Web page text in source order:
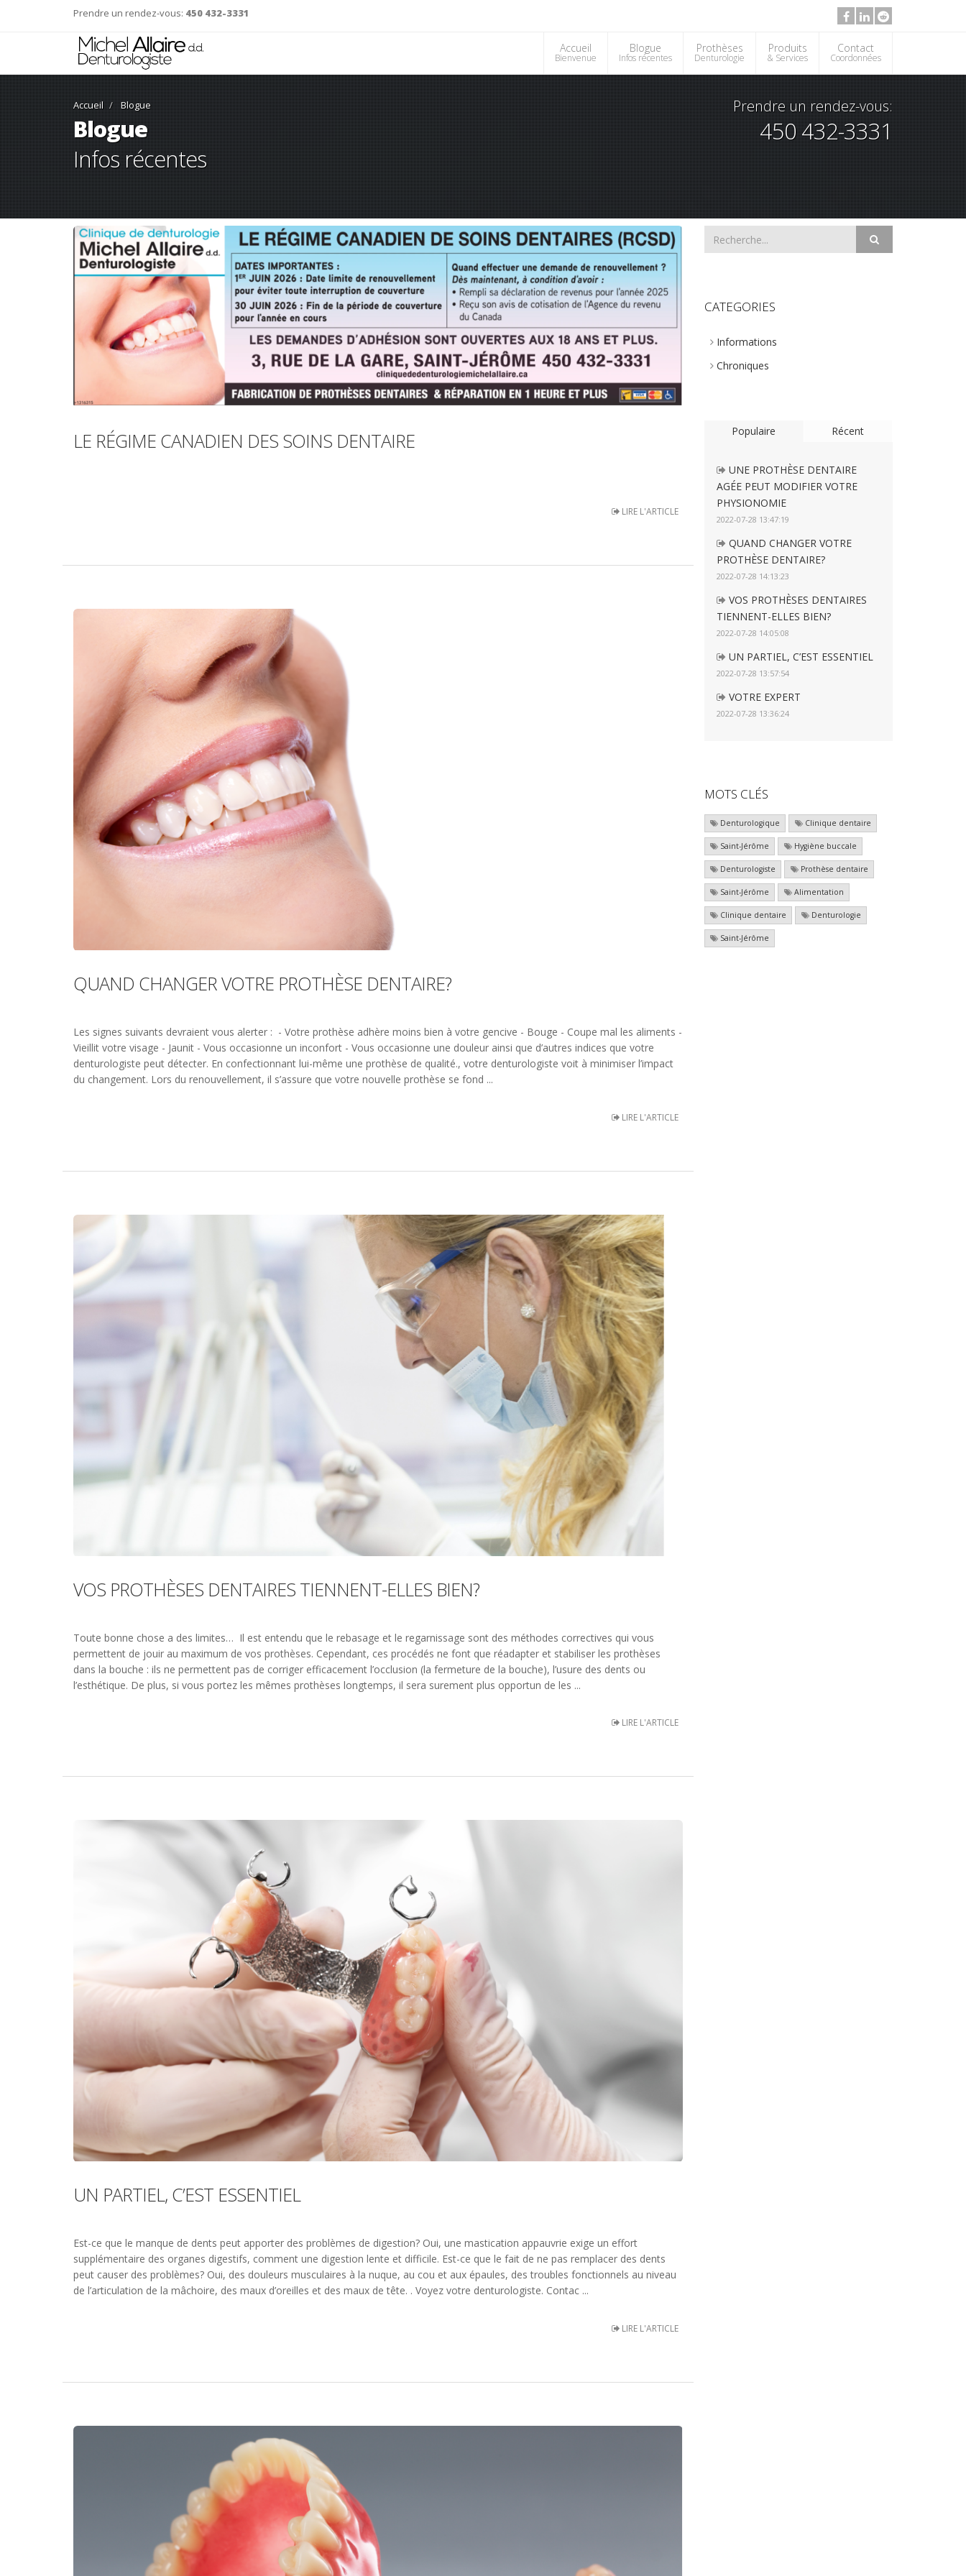
Prendre un rendez-vous: 450 432-3331
Accueil
Bienvenue
Blogue
Infos récentes
Prothèses
Denturologie
Produits
& Services
Contact
Coordonnées
Accueil Blogue
Blogue
Infos récentes
Prendre un rendez-vous:
450 432-3331
LE RÉGIME CANADIEN DES SOINS DENTAIRE
LIRE L'ARTICLE
QUAND CHANGER VOTRE PROTHÈSE DENTAIRE?
Les signes suivants devraient vous alerter : - Votre prothèse adhère moins bien à votre gencive - Bouge - Coupe mal les aliments -
Vieillit votre visage - Jaunit - Vous occasionne un inconfort - Vous occasionne une douleur ainsi que d’autres indices que votre
denturologiste peut détecter. En confectionnant lui-même une prothèse de qualité., votre denturologiste voit à minimiser l’impact
du changement. Lors du renouvellement, il s’assure que votre nouvelle prothèse se fond ...
LIRE L'ARTICLE
VOS PROTHÈSES DENTAIRES TIENNENT-ELLES BIEN?
Toute bonne chose a des limites… Il est entendu que le rebasage et le regarnissage sont des méthodes correctives qui vous
permettent de jouir au maximum de vos prothèses. Cependant, ces procédés ne font que réadapter et stabiliser les prothèses
dans la bouche : ils ne permettent pas de corriger efficacement l’occlusion (la fermeture de la bouche), l’usure des dents ou
l’esthétique. De plus, si vous portez les mêmes prothèses longtemps, il sera surement plus opportun de les ...
LIRE L'ARTICLE
UN PARTIEL, C’EST ESSENTIEL
Est-ce que le manque de dents peut apporter des problèmes de digestion? Oui, une mastication appauvrie exige un effort
supplémentaire des organes digestifs, comment une digestion lente et difficile. Est-ce que le fait de ne pas remplacer des dents
peut causer des problèmes? Oui, des douleurs musculaires à la nuque, au cou et aux épaules, des troubles fonctionnels au niveau
de l’articulation de la mâchoire, des maux d’oreilles et des maux de tête. . Voyez votre denturologiste. Contac ...
LIRE L'ARTICLE
CATEGORIES
Informations
Chroniques
Populaire Récent
UNE PROTHÈSE DENTAIRE
AGÉE PEUT MODIFIER VOTRE
PHYSIONOMIE
2022-07-28 13:47:19
QUAND CHANGER VOTRE
PROTHÈSE DENTAIRE?
2022-07-28 14:13:23
VOS PROTHÈSES DENTAIRES
TIENNENT-ELLES BIEN?
2022-07-28 14:05:08
UN PARTIEL, C’EST ESSENTIEL
2022-07-28 13:57:54
VOTRE EXPERT
2022-07-28 13:36:24
MOTS CLÉS
Denturologique Clinique dentaire
Saint-Jérôme Hygiène buccale
Denturologiste Prothèse dentaire
Saint-Jérôme Alimentation
Clinique dentaire Denturologie
Saint-Jérôme